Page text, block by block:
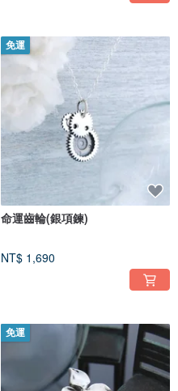
免運
命運齒輪(銀項鍊)
NT$ 1,690
免運